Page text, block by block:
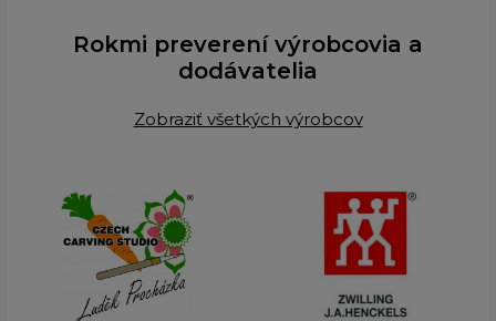
Rokmi preverení výrobcovia a
dodávatelia
Zobraziť všetkých výrobcov